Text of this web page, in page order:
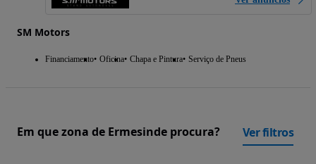
SM Motors
Financiamento Oficina Chapa e Pintura Serviço de Pneus
Em que zona de Ermesinde procura? Ver filtros